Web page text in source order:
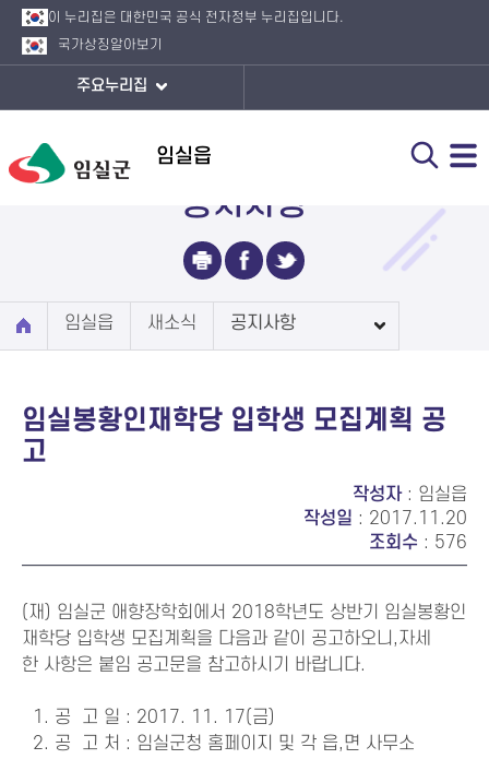
이 누리집은 대한민국 공식 전자정부 누리집입니다.
국가상징 알아보기
주요누리집
임실읍
공지사항
임실읍 새소식 공지사항
임실봉황인재학당 입학생 모집계획 공
고
작성자: 임실읍
작성일 : 2017.11.20
조회수 : 576
(재) 임실군 애향장학회에서 2018학년도 상반기 임실봉황인
재학당 입학생 모집계획을 다음과 같이 공고하오니,자세
한 사항은 붙임 공고문을 참고하시기 바랍니다.
1. 공 고 일 : 2017. 11. 17(금)
2. 공 고 처 : 임실군청 홈페이지 및 각 읍,면 사무소